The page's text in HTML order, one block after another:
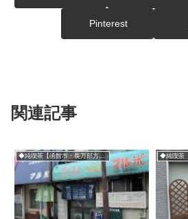
Pinterest
関連記事